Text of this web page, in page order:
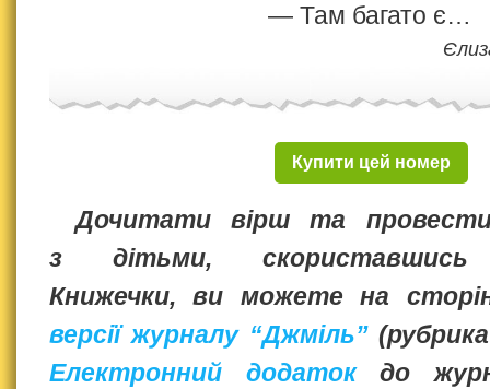
— Там багато є…
Купити цей номер
Дочитати вірш та
з дітьми, скориставшись
Книжечки, ви можете на
версії журналу “Джміль”
Електронний додатокдо